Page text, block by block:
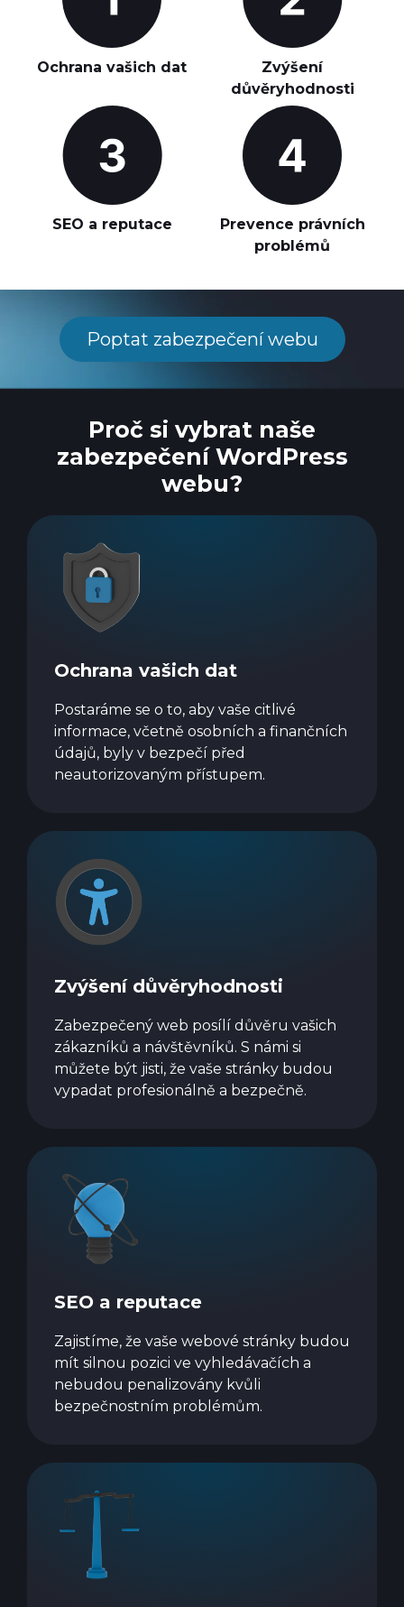
Ochrana vašich dat
Zvýšení
důvěryhodnosti
SEO a reputace
Prevence právních
problémů
Poptat zabezpečení webu
Proč si vybrat naše
zabezpečení WordPress
webu?
Ochrana vašich dat
Postaráme se o to, aby vaše citlivé
informace, včetně osobních a finančních
údajů, byly v bezpečí před
neautorizovaným přístupem.
Zvýšení důvěryhodnosti
Zabezpečený web posílí důvěru vašich
zákazníků a návštěvníků. S námi si
můžete být jisti, že vaše stránky budou
vypadat profesionálně a bezpečně.
SEO a reputace
Zajistíme, že vaše webové stránky budou
mít silnou pozici ve vyhledávačích a
nebudou penalizovány kvůli
bezpečnostním problémům.